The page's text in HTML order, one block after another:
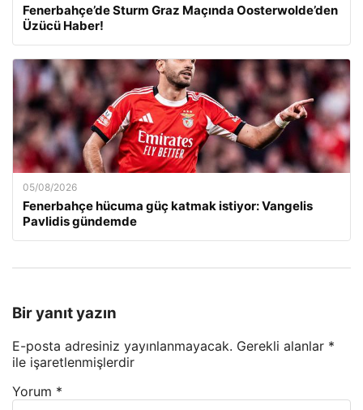
Fenerbahçe’de Sturm Graz Maçında Oosterwolde’den
Üzücü Haber!
05/08/2026
Fenerbahçe hücuma güç katmak istiyor: Vangelis
Pavlidis gündemde
Bir yanıt yazın
E-posta adresiniz yayınlanmayacak. Gerekli alanlar *
ile işaretlenmişlerdir
Yorum *